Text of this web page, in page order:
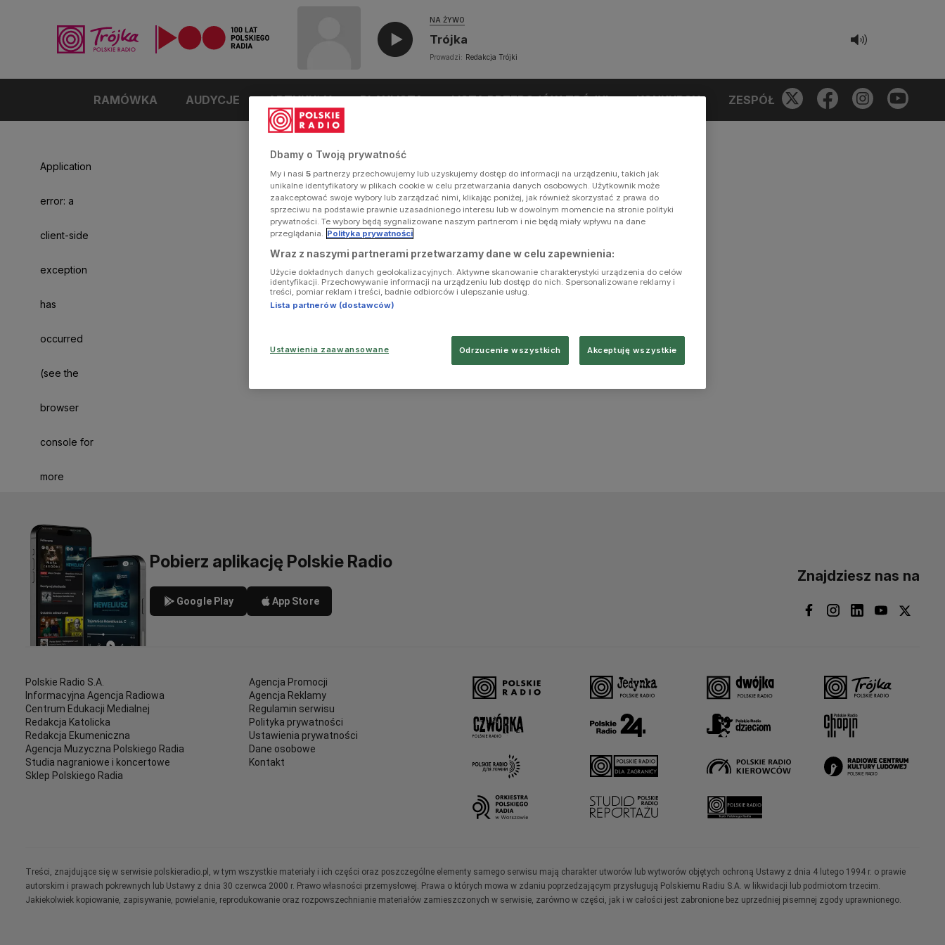
NA ŻYWO
Trójka
Prowadzi: Redakcja Trójki
RAMÓWKA AUDYCJE ARTYKUŁY PLAYLISTA LISTA PRZEBOJÓW TRÓJKI KONKURSY ZESPÓŁ
Application
error: a
client-side
exception
has
occurred
(see the
browser
console for
more
Pobierz aplikację Polskie Radio
Google Play App Store
Znajdziesz nas na
Polskie Radio S.A.
Informacyjna Agencja Radiowa
Centrum Edukacji Medialnej
Redakcja Katolicka
Redakcja Ekumeniczna
Agencja Muzyczna Polskiego Radia
Studia nagraniowe i koncertowe
Sklep Polskiego Radia
Agencja Promocji
Agencja Reklamy
Regulamin serwisu
Polityka prywatności
Ustawienia prywatności
Dane osobowe
Kontakt
Treści, znajdujące się w serwisie polskieradio.pl, w tym wszystkie materiały i ich części oraz poszczególne elementy samego serwisu mają charakter utworów lub wytworów objętych ochroną Ustawy z dnia 4 lutego 1994 r. o prawie
autorskim i prawach pokrewnych lub Ustawy z dnia 30 czerwca 2000 r. Prawo własności przemysłowej. Prawa o których mowa w zdaniu poprzedzającym przysługują Polskiemu Radiu S.A. w likwidacji lub podmiotom trzecim.
Jakiekolwiek kopiowanie, zapisywanie, powielanie, reprodukowanie oraz rozpowszechnianie materiałów zamieszczonych w serwisie, zarówno w części, jak i w całości jest zabronione bez uprzedniej pisemnej zgody uprawnionego.
Dbamy o Twoją prywatność
My i nasi 5 partnerzy przechowujemy lub uzyskujemy dostęp do informacji na urządzeniu, takich jak
unikalne identyfikatory w plikach cookie w celu przetwarzania danych osobowych. Użytkownik może
zaakceptować swoje wybory lub zarządzać nimi, klikając poniżej, jak również skorzystać z prawa do
sprzeciwu na podstawie prawnie uzasadnionego interesu lub w dowolnym momencie na stronie polityki
prywatności. Te wybory będą sygnalizowane naszym partnerom i nie będą miały wpływu na dane
przeglądania. Polityka prywatności
Wraz z naszymi partnerami przetwarzamy dane w celu zapewnienia:
Użycie dokładnych danych geolokalizacyjnych. Aktywne skanowanie charakterystyki urządzenia do celów
identyfikacji. Przechowywanie informacji na urządzeniu lub dostęp do nich. Spersonalizowane reklamy i
treści, pomiar reklam i treści, badnie odbiorców i ulepszanie usług.
Lista partnerów (dostawców)
Ustawienia zaawansowane Odrzucenie wszystkich Akceptuję wszystkie